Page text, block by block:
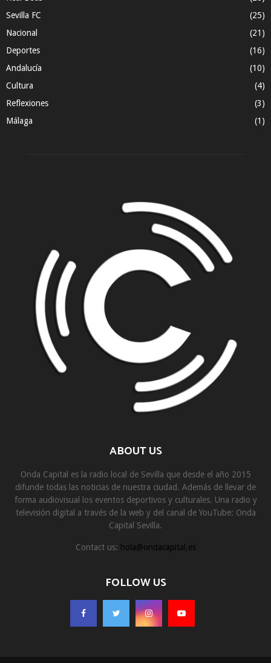
Sevilla FC
(25)
Nacional
(21)
Deportes
(16)
Andalucía
(10)
Cultura
(4)
Reflexiones
(3)
Málaga
(1)
ABOUT US
Onda Capital es la radio local de Sevilla que desde el año 2015
difunde todas las noticias de nuestra ciudad. Además de llevar de
forma audiovisual los eventos deportivos y culturales. Una radio y
televisión digital a través de la web y del canal de YouTube: Onda
Capital Sevilla.
Contact us: hola@ondacapital.es
FOLLOW US